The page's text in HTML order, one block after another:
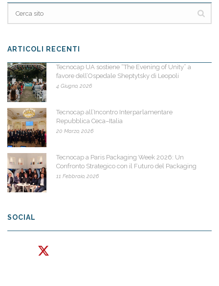
ARTICOLI RECENTI
Tecnocap UA sostiene “The Evening of Unity” a
favore dell’Ospedale Sheptytsky di Leopoli
4 Giugno, 2026
Tecnocap all’Incontro Interparlamentare
Repubblica Ceca–Italia
20 Marzo, 2026
Tecnocap a Paris Packaging Week 2026: Un
Confronto Strategico con il Futuro del Packaging
11 Febbraio, 2026
SOCIAL